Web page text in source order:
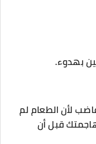
بهدوء.
لأن الطعام لم
قبل أن